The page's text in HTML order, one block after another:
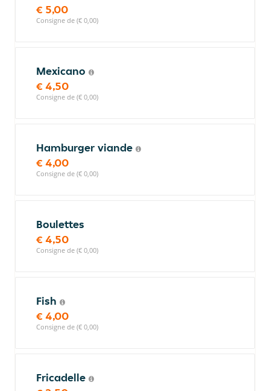
€ 5,00
Consigne de (€ 0,00)
Mexicano
€ 4,50
Consigne de (€ 0,00)
Hamburger viande
€ 4,00
Consigne de (€ 0,00)
Boulettes
€ 4,50
Consigne de (€ 0,00)
Fish
€ 4,00
Consigne de (€ 0,00)
Fricadelle